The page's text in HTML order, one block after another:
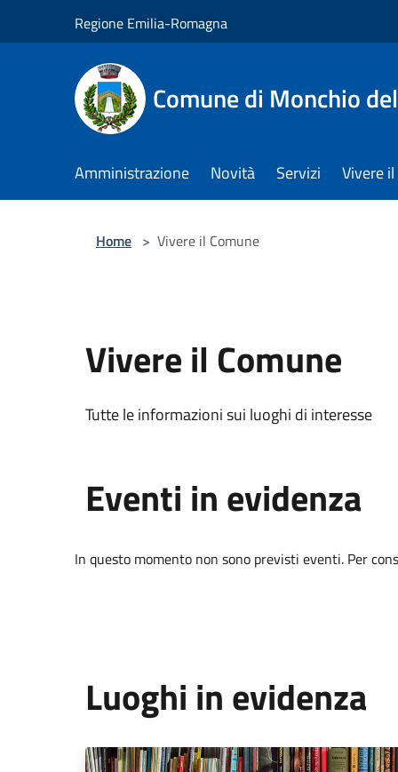
Regione Emilia-Romagna
Comune di Monchio
Amministrazione Novità Servizi Vivere
Home > Vivere il Comune
Vivere il Comune
Tutte le informazioni sui luoghi di interesse
Eventi in evidenza
In questo momento non sono previsti eventi. Per
Luoghi in evidenza